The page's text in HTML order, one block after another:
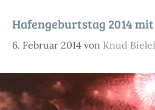
Hafengeburtstag 2014
6. Februar 2014 von Knud